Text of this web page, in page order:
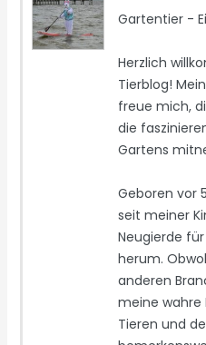
Gartentier -
Herzlich
Tierblog!
freue mich,
die
Gartens
Geboren vor
seit meiner
Neugierde
herum.
anderen
meine
Tieren und